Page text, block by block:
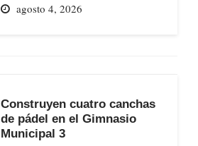
agosto 4, 2026
Construyen cuatro canchas
de pádel en el Gimnasio
Municipal 3